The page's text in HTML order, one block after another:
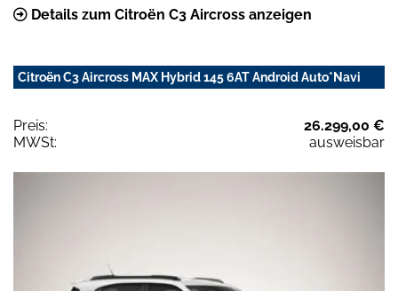
Details zum Citroën C3 Aircross anzeigen
Citroën C3 Aircross MAX Hybrid 145 6AT Android Auto*Navi
Preis:
26.299,00 €
MWSt:
ausweisbar